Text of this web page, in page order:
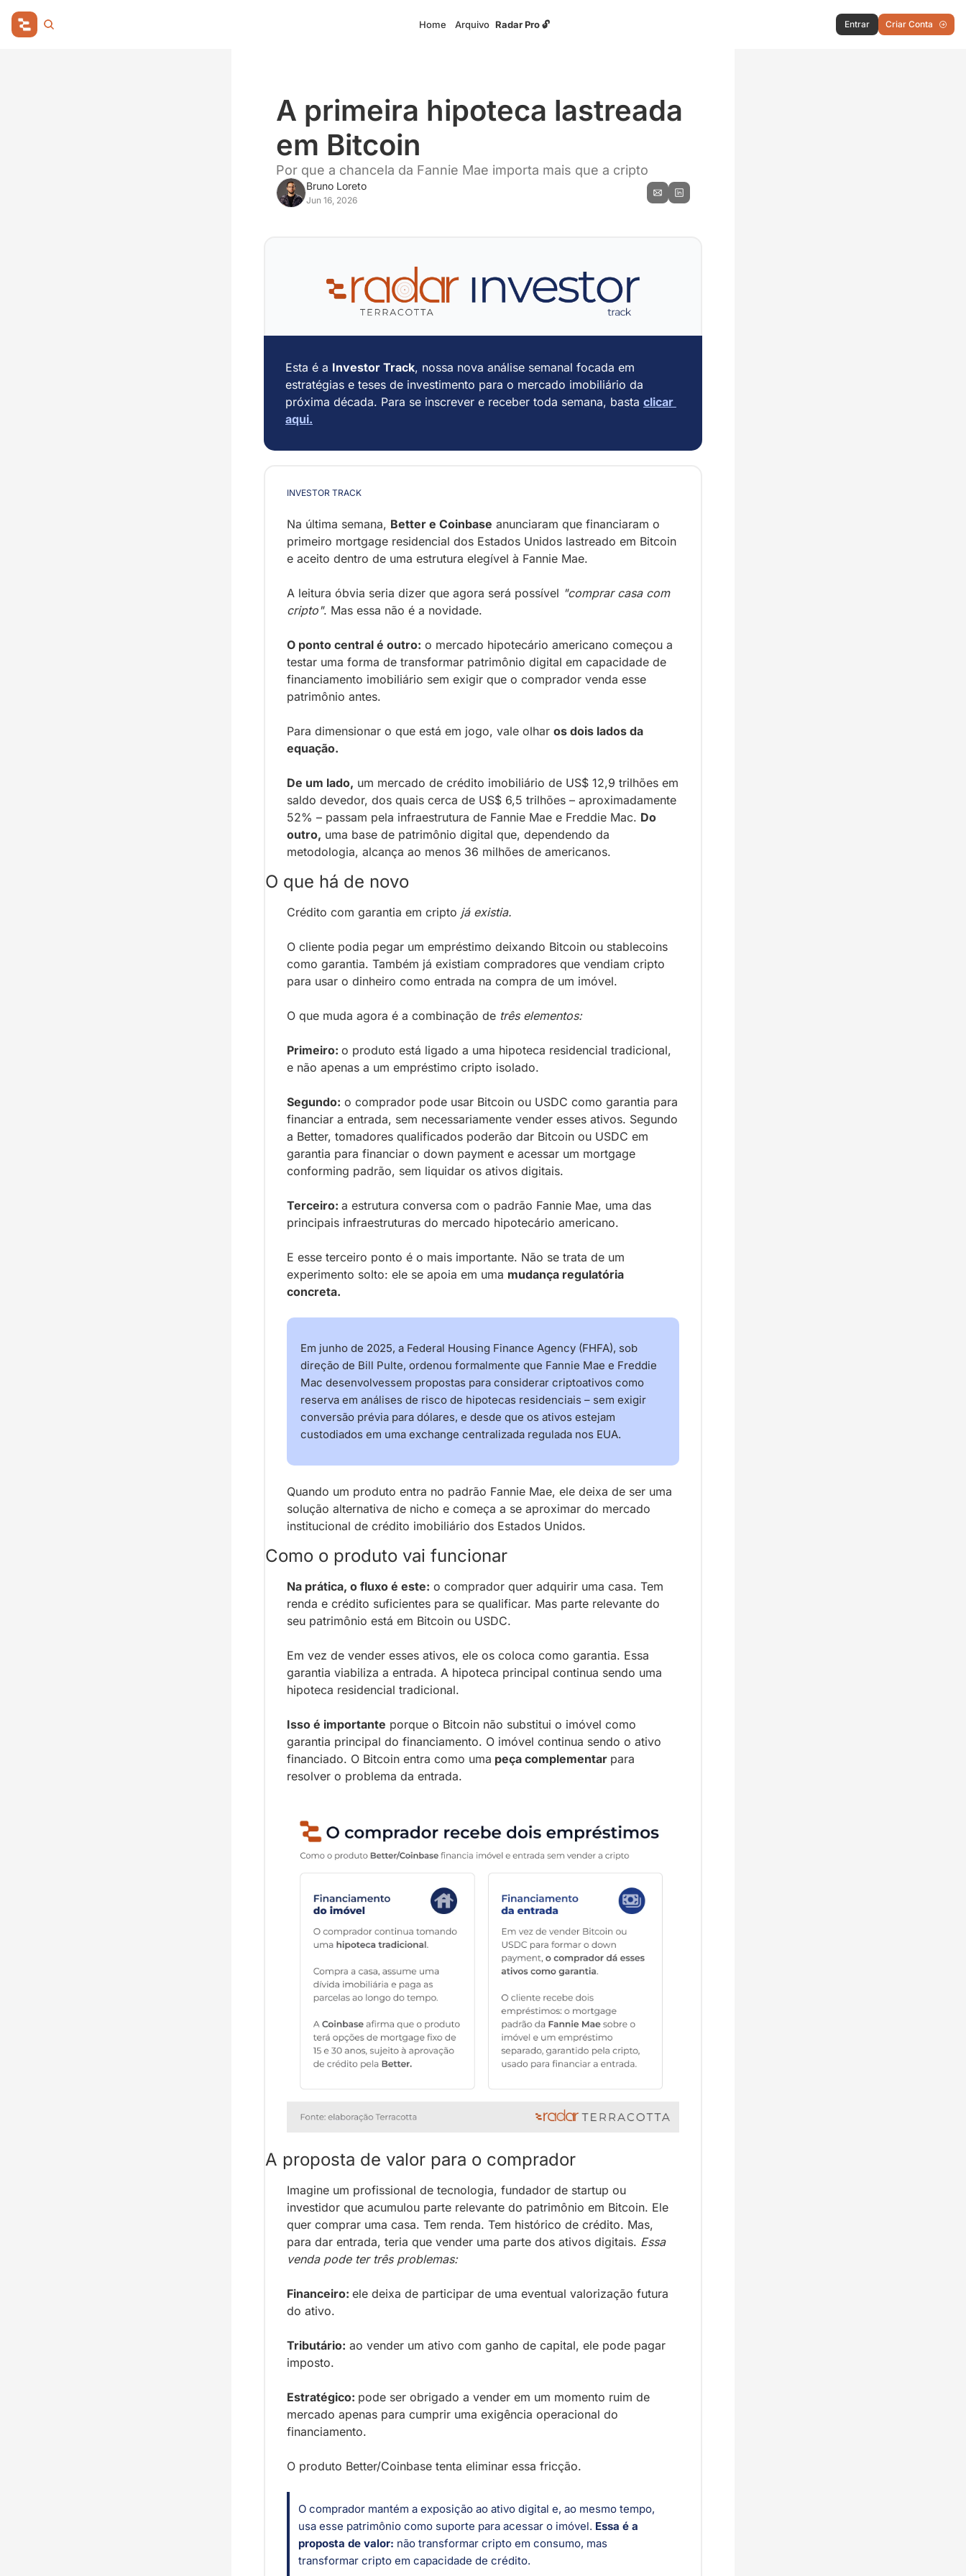
Home Arquivo Radar Pro 🔓 Entrar Criar Conta
A primeira hipoteca lastreada
em Bitcoin
Por que a chancela da Fannie Mae importa mais que a cripto
Bruno Loreto
Jun 16, 2026
Esta é a Investor Track, nossa nova análise semanal focada em
estratégias e teses de investimento para o mercado imobiliário da
próxima década. Para se inscrever e receber toda semana, basta clicar
aqui.
INVESTOR TRACK
Na última semana, Better e Coinbase anunciaram que financiaram o
primeiro mortgage residencial dos Estados Unidos lastreado em Bitcoin
e aceito dentro de uma estrutura elegível à Fannie Mae.
A leitura óbvia seria dizer que agora será possível "comprar casa com
cripto". Mas essa não é a novidade.
O ponto central é outro: o mercado hipotecário americano começou a
testar uma forma de transformar patrimônio digital em capacidade de
financiamento imobiliário sem exigir que o comprador venda esse
patrimônio antes.
Para dimensionar o que está em jogo, vale olhar os dois lados da
equação.
De um lado, um mercado de crédito imobiliário de US$ 12,9 trilhões em
saldo devedor, dos quais cerca de US$ 6,5 trilhões – aproximadamente
52% – passam pela infraestrutura de Fannie Mae e Freddie Mac. Do
outro, uma base de patrimônio digital que, dependendo da
metodologia, alcança ao menos 36 milhões de americanos.
O que há de novo
Crédito com garantia em cripto já existia.
O cliente podia pegar um empréstimo deixando Bitcoin ou stablecoins
como garantia. Também já existiam compradores que vendiam cripto
para usar o dinheiro como entrada na compra de um imóvel.
O que muda agora é a combinação de três elementos:
Primeiro: o produto está ligado a uma hipoteca residencial tradicional,
e não apenas a um empréstimo cripto isolado.
Segundo: o comprador pode usar Bitcoin ou USDC como garantia para
financiar a entrada, sem necessariamente vender esses ativos. Segundo
a Better, tomadores qualificados poderão dar Bitcoin ou USDC em
garantia para financiar o down payment e acessar um mortgage
conforming padrão, sem liquidar os ativos digitais.
Terceiro: a estrutura conversa com o padrão Fannie Mae, uma das
principais infraestruturas do mercado hipotecário americano.
E esse terceiro ponto é o mais importante. Não se trata de um
experimento solto: ele se apoia em uma mudança regulatória
concreta.
Em junho de 2025, a Federal Housing Finance Agency (FHFA), sob
direção de Bill Pulte, ordenou formalmente que Fannie Mae e Freddie
Mac desenvolvessem propostas para considerar criptoativos como
reserva em análises de risco de hipotecas residenciais – sem exigir
conversão prévia para dólares, e desde que os ativos estejam
custodiados em uma exchange centralizada regulada nos EUA.
Quando um produto entra no padrão Fannie Mae, ele deixa de ser uma
solução alternativa de nicho e começa a se aproximar do mercado
institucional de crédito imobiliário dos Estados Unidos.
Como o produto vai funcionar
Na prática, o fluxo é este: o comprador quer adquirir uma casa. Tem
renda e crédito suficientes para se qualificar. Mas parte relevante do
seu patrimônio está em Bitcoin ou USDC.
Em vez de vender esses ativos, ele os coloca como garantia. Essa
garantia viabiliza a entrada. A hipoteca principal continua sendo uma
hipoteca residencial tradicional.
Isso é importante porque o Bitcoin não substitui o imóvel como
garantia principal do financiamento. O imóvel continua sendo o ativo
financiado. O Bitcoin entra como uma peça complementar para
resolver o problema da entrada.
A proposta de valor para o comprador
Imagine um profissional de tecnologia, fundador de startup ou
investidor que acumulou parte relevante do patrimônio em Bitcoin. Ele
quer comprar uma casa. Tem renda. Tem histórico de crédito. Mas,
para dar entrada, teria que vender uma parte dos ativos digitais. Essa
venda pode ter três problemas:
Financeiro: ele deixa de participar de uma eventual valorização futura
do ativo.
Tributário: ao vender um ativo com ganho de capital, ele pode pagar
imposto.
Estratégico: pode ser obrigado a vender em um momento ruim de
mercado apenas para cumprir uma exigência operacional do
financiamento.
O produto Better/Coinbase tenta eliminar essa fricção.
O comprador mantém a exposição ao ativo digital e, ao mesmo tempo,
usa esse patrimônio como suporte para acessar o imóvel. Essa é a
proposta de valor: não transformar cripto em consumo, mas
transformar cripto em capacidade de crédito.